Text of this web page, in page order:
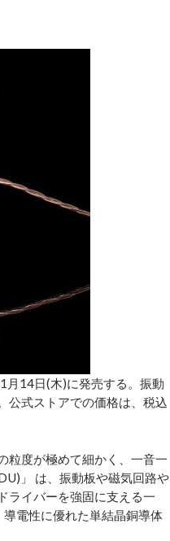
月14日(木)に発売する。振動
公式ストアでの価格は、税込
粒度が極めて細かく、一音一
」 は、振動板や磁気回路や
ライバーを強固に支える一
電性に優れた単結晶銅導体